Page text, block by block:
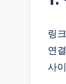
링
연
사